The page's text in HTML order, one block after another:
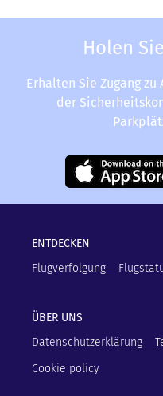
Holen
Erhalten Sie Zugang
der
ENTDECKEN
Flugverfolgung
ÜBER UNS
Datenschutzerklärung
Cookie policy